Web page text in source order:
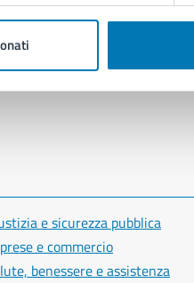
e sicurezza pubblica
e commercio
benessere e assistenza